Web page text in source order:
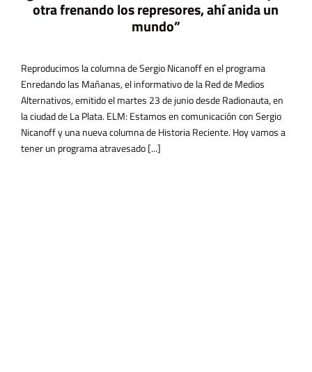
mundo”
la columna de Sergio Nicanoff en el programa
las Mañanas, el informativo de la Red de Medios
emitido el martes 23 de junio desde Radionauta, en
de La Plata. ELM: Estamos en comunicación con Sergio
y una nueva columna de Historia Reciente. Hoy vamos a
un programa atravesado [...]